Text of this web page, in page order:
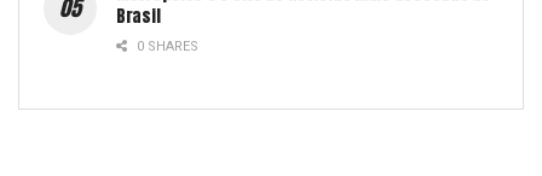
Brasil
0 SHARES